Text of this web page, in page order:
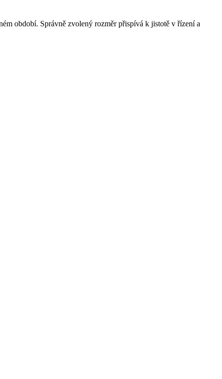
období. Správně zvolený rozměr přispívá k jistotě v řízení a